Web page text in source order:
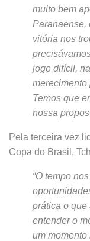
muito bem
Paranaense,
vitória nos
jogo difícil,
merecimento
Temos que
nossa
Pela terceira vez
Copa do Brasil,
“O tempo
prática o que
entender o
um